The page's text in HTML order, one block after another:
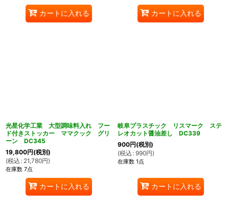
カートに入れる カートに入れる
光星化学工業 大型調味料入れ フー
ド付きストッカー ママクック グリ
ーン DC345
19,800円(税別)
(税込 : 21,780円)
在庫数 7点
カートに入れる
岐阜プラスチック リスマーク ステ
レオカット醤油差し DC339
900円(税別)
(税込 : 990円)
在庫数 1点
カートに入れる